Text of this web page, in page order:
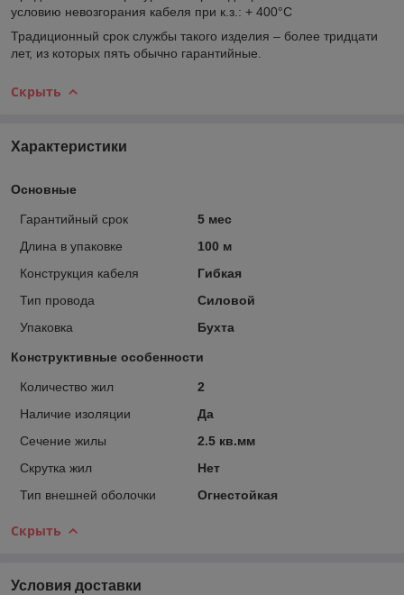
условию невозгорания кабеля при к.з.: + 400°С
Традиционный срок службы такого изделия – более тридцати
лет, из которых пять обычно гарантийные.
Скрыть
Характеристики
Основные
Гарантийный срок
5 мес
Длина в упаковке
100 м
Конструкция кабеля
Гибкая
Тип провода
Силовой
Упаковка
Бухта
Конструктивные особенности
Количество жил
2
Наличие изоляции
Да
Сечение жилы
2.5 кв.мм
Скрутка жил
Нет
Тип внешней оболочки
Огнестойкая
Скрыть
Условия доставки